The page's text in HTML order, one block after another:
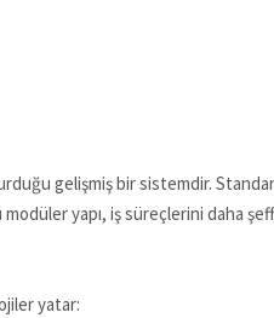
gelişmiş bir sistemdir.
modüler yapı, iş süreçlerini daha
yatar: